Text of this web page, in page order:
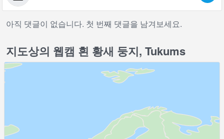
아직 댓글이 없습니다. 첫 번째 댓글을 남겨보세요.
지도상의 웹캠 흰 황새 둥지, Tukums